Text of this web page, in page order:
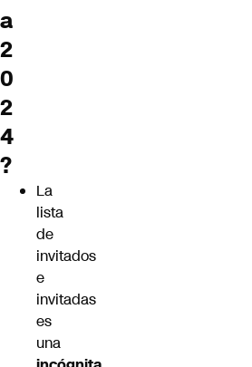
a
2
0
2
4
?
La
lista
de
invitados
e
invitadas
es
una